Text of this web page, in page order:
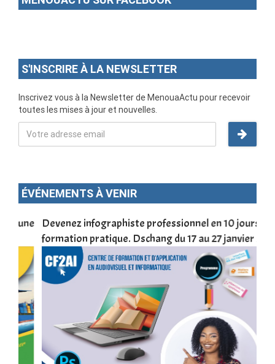
S'INSCRIRE À LA NEWSLETTER
Inscrivez vous à la Newsletter de MenouaActu pour recevoir
toutes les mises à jour et nouvelles.
ÉVÉNEMENTS À VENIR
Devenez infographiste professionnel en 10 jours de
formation pratique. Dschang du 17 au 27 janvier 2022